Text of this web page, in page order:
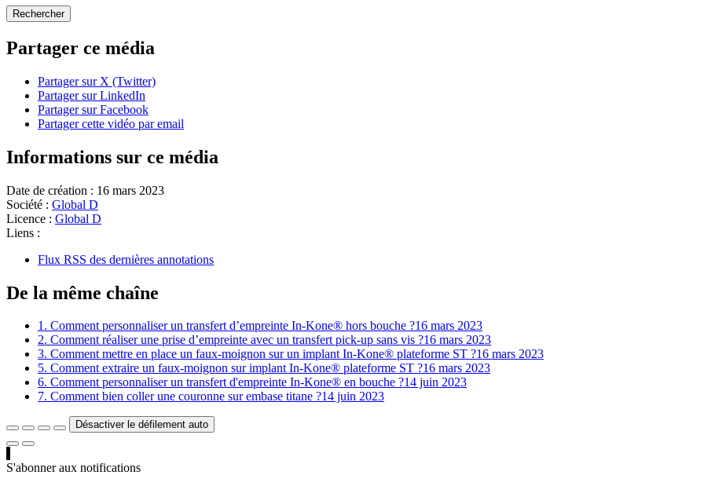
Rechercher
Partager ce média
Partager sur X (Twitter)
Partager sur LinkedIn
Partager sur Facebook
Partager cette vidéo par email
Informations sur ce média
Date de création : 16 mars 2023
Société : Global D
Licence : Global D
Liens :
Flux RSS des dernières annotations
De la même chaîne
1. Comment personnaliser un transfert d’empreinte In-Kone® hors bouche ?16 mars 2023
2. Comment réaliser une prise d’empreinte avec un transfert pick-up sans vis ?16 mars 2023
3. Comment mettre en place un faux-moignon sur un implant In-Kone® plateforme ST ?16 mars 2023
5. Comment extraire un faux-moignon sur implant In-Kone® plateforme ST ?16 mars 2023
6. Comment personnaliser un transfert d'empreinte In-Kone® en bouche ?14 juin 2023
7. Comment bien coller une couronne sur embase titane ?14 juin 2023
Désactiver le défilement auto
S'abonner aux notifications